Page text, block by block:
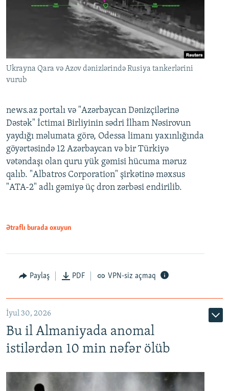
Ukrayna Qara və Azov dənizlərində Rusiya tankerlərini
vurub
news.az portalı və "Azərbaycan Dənizçilərinə
Dəstək" İctimai Birliyinin sədri İlham Nəsirovun
yaydığı məlumata görə, Odessa limanı yaxınlığında
göyərtəsində 12 Azərbaycan və bir Türkiyə
vətəndaşı olan quru yük gəmisi hücuma məruz
qalıb. "Albatros Corporation" şirkətinə məxsus
"ATA-2" adlı gəmiyə üç dron zərbəsi endirilib.
Ətraflı burada oxuyun
Paylaş PDF VPN-siz açmaq
İyul 30, 2026
Bu il Almaniyada anomal
istilərdən 10 min nəfər ölüb